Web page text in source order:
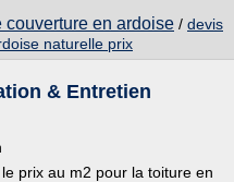
couverture en ardoise / devis
naturelle prix
& Entretien
prix au m2 pour la toiture en